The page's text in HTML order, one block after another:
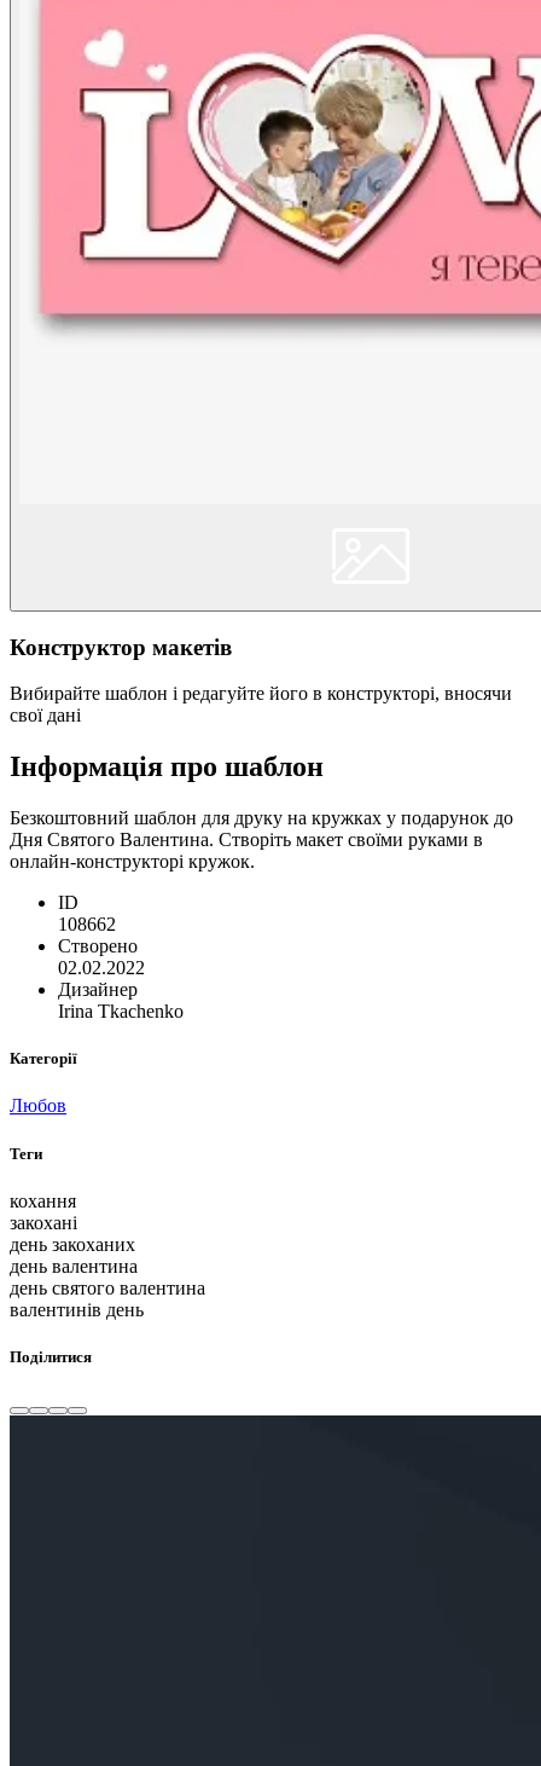
Конструктор макетів
Вибирайте шаблон і редагуйте його в конструкторі, вносячи
свої дані
Інформація про шаблон
Безкоштовний шаблон для друку на кружках у подарунок до
Дня Святого Валентина. Створіть макет своїми руками в
онлайн-конструкторі кружок.
ID
108662
Створено
02.02.2022
Дизайнер
Irina Tkachenko
Категорії
Любов
Теги
кохання
закохані
день закоханих
день валентина
день святого валентина
валентинів день
Поділитися